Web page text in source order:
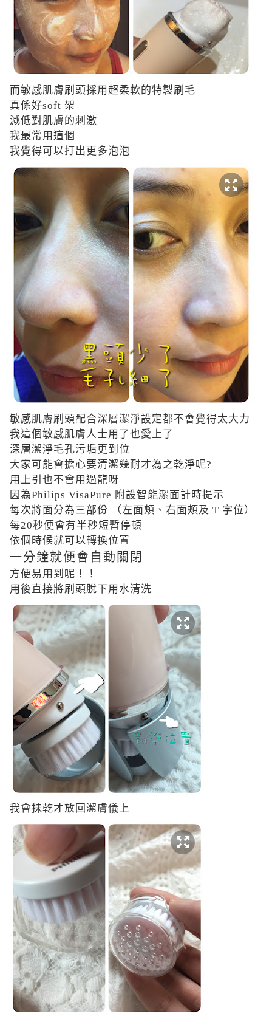
而敏感肌膚刷頭採用超柔軟的特製刷毛
真係好soft 架
減低對肌膚的刺激
我最常用這個
我覺得可以打出更多泡泡
敏感肌膚刷頭配合深層潔淨設定都不會覺得太大力
我這個 敏感肌膚人士用了也愛上了
深層潔淨毛孔污垢更到位
大家可能會擔心要清潔幾耐才為之乾淨呢?
用上引也不會用過龍呀
因為Philips VisaPure 附設智能潔面計時提示
每次將面分為三部份 （左面頰、右面頰及 T 字位）
每20秒便會有半秒短暫停頓
依個時候就可以轉換位置
一分鐘就便會自動關閉
方便易用到呢！！
用後直接將刷頭脫下用水清洗
我會抺乾才放回潔膚儀上